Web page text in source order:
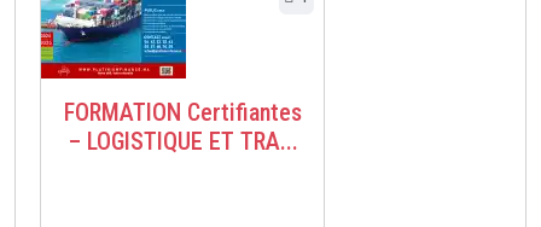
FORMATION Certifiantes
– LOGISTIQUE ET TRA...